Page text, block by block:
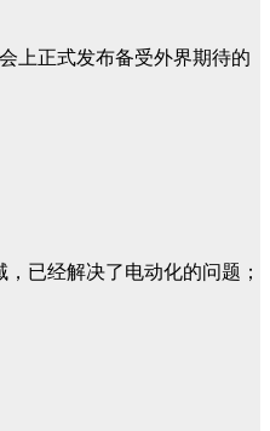
上正式发布备受外界期待的
已经解决了电动化的问题；